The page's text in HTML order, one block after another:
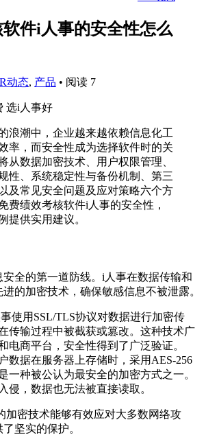
件i人事的安全性怎么
动态, 产品 • 阅读 7
浪潮中，企业越来越依赖信息化工
率，而安全性成为选择软件时的关
从数据加密技术、用户权限管理、
性、系统稳定性与备份机制、第三
及常见安全问题及应对策略六个方
费绩效考核软件i人事的安全性，
提供实用建议。
全的第一道防线。i人事在数据传输和
的加密技术，确保敏感信息不被泄露。
使用SSL/TLS协议对数据进行加密传
传输过程中被截获或篡改。这种技术广
电商平台，安全性得到了广泛验证。
数据在服务器上存储时，采用AES-256
一种被公认为最安全的加密方式之一。
侵，数据也无法被直接读取。
加密技术能够有效应对大多数网络攻
坚实的保护。